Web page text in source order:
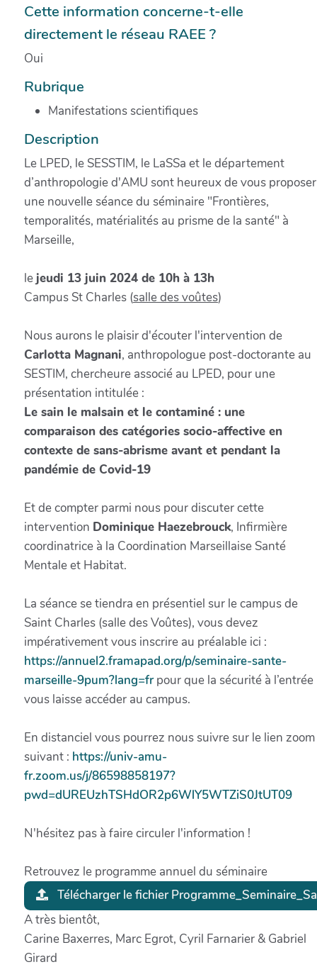
Cette information concerne-t-elle
directement le réseau RAEE ?
Oui
Rubrique
Manifestations scientifiques
Description
Le LPED, le SESSTIM, le LaSSa et le département
d’anthropologie d'AMU sont heureux de vous proposer
une nouvelle séance du séminaire "Frontières,
temporalités, matérialités au prisme de la santé" à
Marseille,
lejeudi 13 juin 2024 de 10h à 13h
Campus St Charles (salle des voûtes)
Nous aurons le plaisir d'écouter l'intervention de
Carlotta Magnani, anthropologue post-doctorante au
SESTIM, chercheure associé au LPED, pour une
présentation intitulée :
Le sain le malsain et le contaminé : une
comparaison des catégories socio-affective en
contexte de sans-abrisme avant et pendant la
pandémie de Covid-19
Et de compter parmi nous pour discuter cette
intervention Dominique Haezebrouck, Infirmière
coordinatrice à la Coordination Marseillaise Santé
Mentale et Habitat.
La séance se tiendra en présentiel sur le campus de
Saint Charles (salle des Voûtes), vous devez
impérativement vous inscrire au préalable ici :
https://annuel2.framapad.org/p/seminaire-sante-
marseille-9pum?lang=frpour que la sécurité à l’entrée
vous laisse accéder au campus.
En distanciel vous pourrez nous suivre sur le lien zoom
suivant : https://univ-amu-
fr.zoom.us/j/86598858197?
pwd=dUREUzhTSHdOR2p6WlY5WTZiS0JtUT09
N'hésitez pas à faire circuler l'information !
Retrouvez le programme annuel du séminaire
Télécharger le fichier
A très bientôt,
Carine Baxerres, Marc Egrot, Cyril Farnarier & Gabriel
Girard